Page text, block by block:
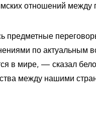
отношений между
предметные
по актуальным
в мире, — сказал
между нашими